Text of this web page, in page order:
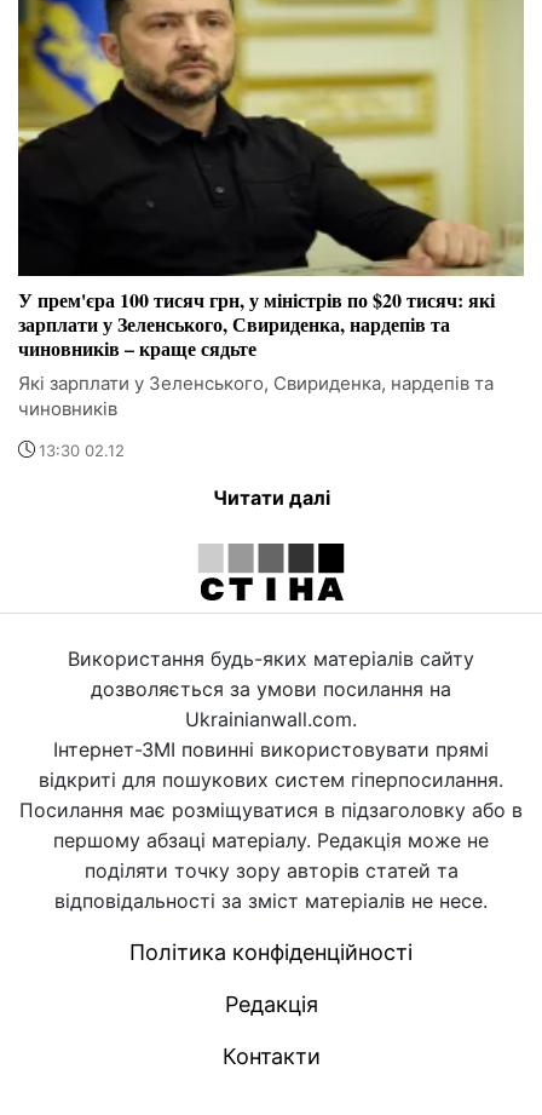
У прем'єра 100 тисяч грн, у міністрів по $20 тисяч: які
зарплати у Зеленського, Свириденка, нардепів та
чиновників – краще сядьте
Які зарплати у Зеленського, Свириденка, нардепів та
чиновників
13:30 02.12
Читати далі
Використання будь-яких матеріалів сайту
дозволяється за умови посилання на
Ukrainianwall.com.
Інтернет-ЗМІ повинні використовувати прямі
відкриті для пошукових систем гіперпосилання.
Посилання має розміщуватися в підзаголовку або в
першому абзаці матеріалу. Редакція може не
поділяти точку зору авторів статей та
відповідальності за зміст матеріалів не несе.
Політика конфіденційності
Редакція
Контакти